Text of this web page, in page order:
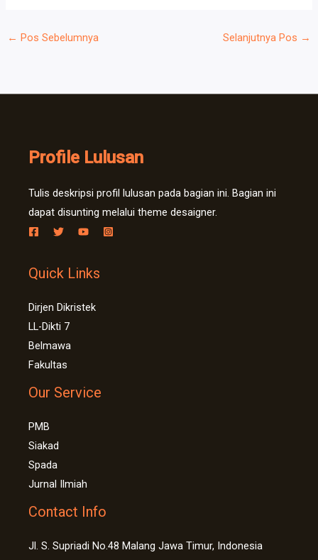
← Pos Sebelumnya Selanjutnya Pos →
Profile Lulusan
Tulis deskripsi profil lulusan pada bagian ini. Bagian ini
dapat disunting melalui theme desaigner.
Quick Links
Dirjen Dikristek
LL-Dikti 7
Belmawa
Fakultas
Our Service
PMB
Siakad
Spada
Jurnal Ilmiah
Contact Info
Jl. S. Supriadi No.48 Malang Jawa Timur, Indonesia